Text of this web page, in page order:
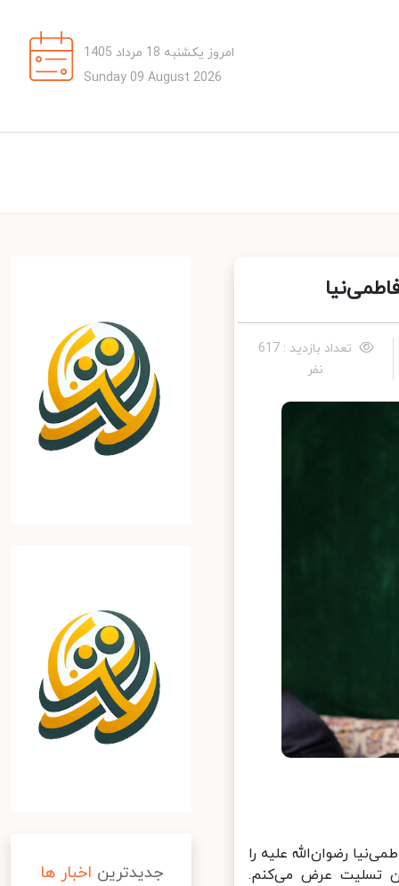
امروز یکشنبه 18 مرداد 1405
Sunday 09 August 2026
تعداد بازدید : 617
نفر
رضوان‌الله علیه را
تسلیت عرض می‌کنم.
جدیدترین اخبار ها